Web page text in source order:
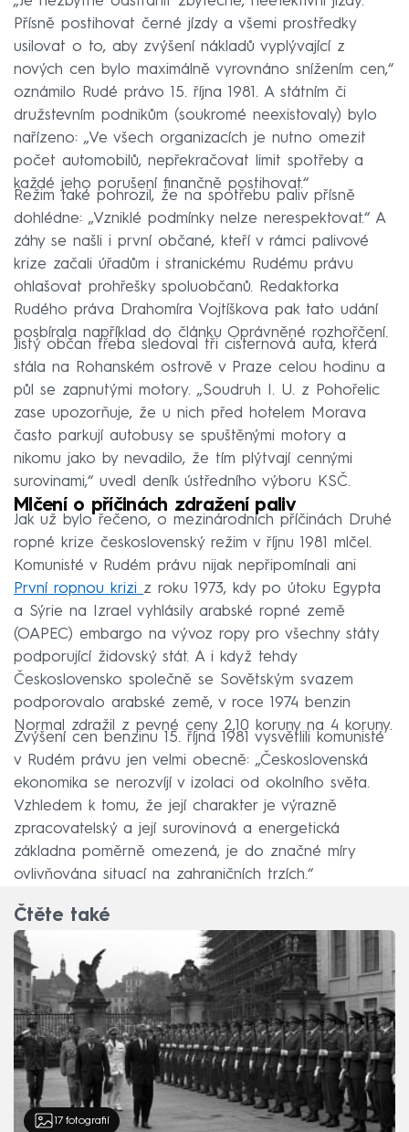
Přísně postihovat černé jízdy a všemi prostředky
usilovat o to, aby zvýšení nákladů vyplývající z
nových cen bylo maximálně vyrovnáno snížením cen,“
oznámilo Rudé právo 15. října 1981. A státním či
družstevním podnikům (soukromé neexistovaly) bylo
nařízeno: „Ve všech organizacích je nutno omezit
počet automobilů, nepřekračovat limit spotřeby a
každé jeho porušení finančně postihovat.“
Režim také pohrozil, že na spotřebu paliv přísně
dohlédne: „Vzniklé podmínky nelze nerespektovat.“ A
záhy se našli i první občané, kteří v rámci palivové
krize začali úřadům i stranickému Rudému právu
ohlašovat prohřešky spoluobčanů. Redaktorka
Rudého práva Drahomíra Vojtíškova pak tato udání
posbírala například do článku Oprávněné rozhořčení.
Jistý občan třeba sledoval tři cisternová auta, která
stála na Rohanském ostrově v Praze celou hodinu a
půl se zapnutými motory. „Soudruh I. U. z Pohořelic
zase upozorňuje, že u nich před hotelem Morava
často parkují autobusy se spuštěnými motory a
nikomu jako by nevadilo, že tím plýtvají cennými
surovinami,“ uvedl deník ústředního výboru KSČ.
Mlčení o příčinách zdražení paliv
Jak už bylo řečeno, o mezinárodních příčinách Druhé
ropné krize československý režim v říjnu 1981 mlčel.
Komunisté v Rudém právu nijak nepřipomínali ani
První ropnou krizi z roku 1973, kdy po útoku Egypta
a Sýrie na Izrael vyhlásily arabské ropné země
(OAPEC) embargo na vývoz ropy pro všechny státy
podporující židovský stát. A i když tehdy
Československo společně se Sovětským svazem
podporovalo arabské země, v roce 1974 benzin
Normal zdražil z pevné ceny 2,10 koruny na 4 koruny.
Zvýšení cen benzinu 15. října 1981 vysvětlili komunisté
v Rudém právu jen velmi obecně: „Československá
ekonomika se nerozvíjí v izolaci od okolního světa.
Vzhledem k tomu, že její charakter je výrazně
zpracovatelský a její surovinová a energetická
základna poměrně omezená, je do značné míry
ovlivňována situací na zahraničních trzích.“
Čtěte také
17 fotografií